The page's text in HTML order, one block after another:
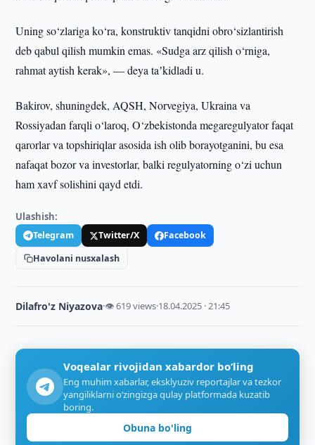
Uning so‘zlariga ko‘ra, konstruktiv tanqidni obro‘sizlantirish
deb qabul qilish mumkin emas. «Sudga arz qilish o‘rniga,
rahmat aytish kerak», — deya taʼkidladi u.
Bakirov, shuningdek, AQSH, Norvegiya, Ukraina va
Rossiyadan farqli o‘laroq, O‘zbekistonda megaregulyator faqat
qarorlar va topshiriqlar asosida ish olib borayotganini, bu esa
nafaqat bozor va investorlar, balki regulyatorning o‘zi uchun
ham xavf solishini qayd etdi.
Ulashish:
Telegram Twitter/X
Facebook
Havolani nusxalash
Dilafro'z Niyazova·👁 619 views·18.04.2025 · 21:45
Voqealar rivojidan xabardor bo‘ling
Eng muhim xabarlar, eksklyuziv reportajlar va tezkor
yangiliklarni o‘zingizga qulay platformada kuzatib
boring.
Obuna bo'ling